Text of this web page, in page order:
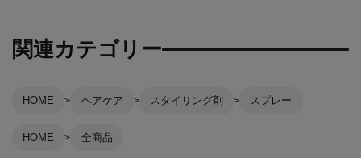
関連カテゴリー
HOME ヘアケア スタイリング剤 スプレー
HOME 全商品